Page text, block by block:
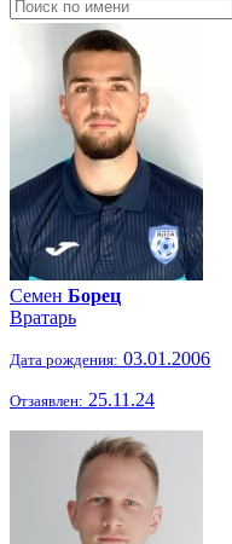
Семен Борец
Вратарь
Дата рождения: 03.01.2006
Отзаявлен: 25.11.24